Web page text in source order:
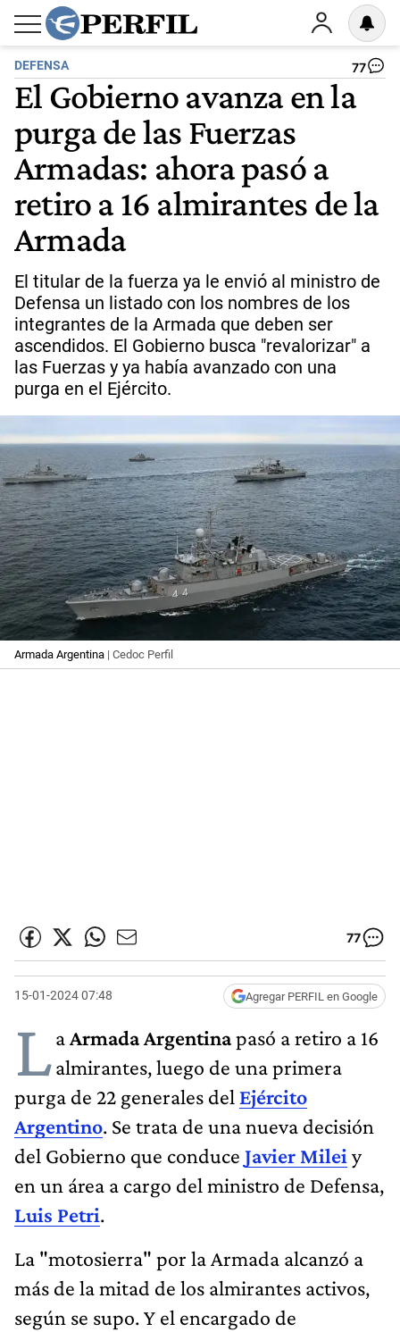
DEFENSA 77
El Gobierno avanza en la
purga de las Fuerzas
Armadas: ahora pasó a
retiro a 16 almirantes de la
Armada
El titular de la fuerza ya le envió al ministro de
Defensa un listado con los nombres de los
integrantes de la Armada que deben ser
ascendidos. El Gobierno busca "revalorizar" a
las Fuerzas y ya había avanzado con una
purga en el Ejército.
Armada Argentina | Cedoc Perfil
77
15-01-2024 07:48 Agregar PERFIL en Google
LaArmada Argentinapasó a retiro a 16
almirantes, luego de una primera
purga de 22 generales del Ejército
Argentino. Se trata de una nueva decisión
del Gobierno que conduce Javier Milei y
en un área a cargo del ministro de Defensa,
Luis Petri.
La "motosierra" por la Armada alcanzó a
más de la mitad de los almirantes activos,
según se supo. Y el encargado de